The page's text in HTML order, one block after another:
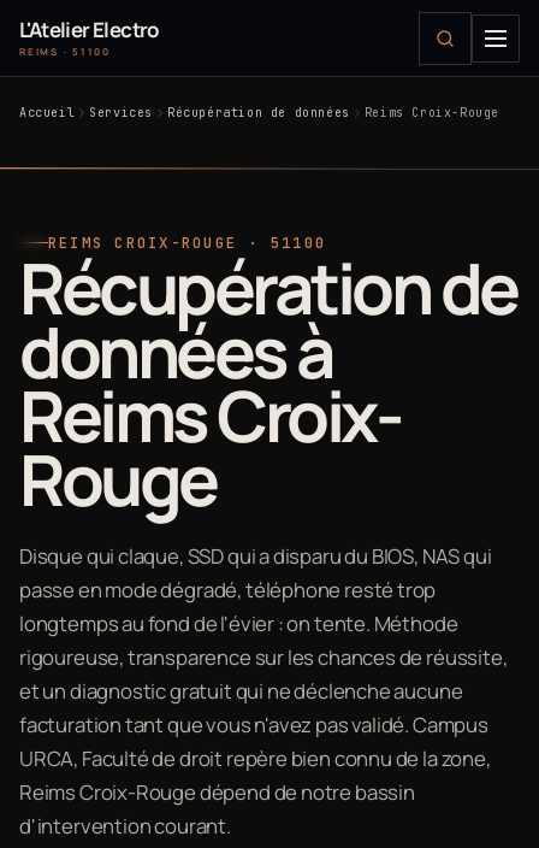
L'Atelier Electro
REIMS · 51100
Accueil Services Récupération de données Reims Croix-Rouge
REIMS CROIX-ROUGE · 51100
Récupération de
données à
Reims Croix-
Rouge
Disque qui claque, SSD qui a disparu du BIOS, NAS qui
passe en mode dégradé, téléphone resté trop
longtemps au fond de l'évier : on tente. Méthode
rigoureuse, transparence sur les chances de réussite,
et un diagnostic gratuit qui ne déclenche aucune
facturation tant que vous n'avez pas validé. Campus
URCA, Faculté de droit repère bien connu de la zone,
Reims Croix-Rouge dépend de notre bassin
d'intervention courant.